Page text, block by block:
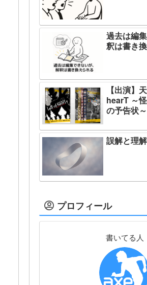
過去は編
釈は書き
【出演】
hearT ～
の予告状
誤解と理
プロフィール
書いてる人